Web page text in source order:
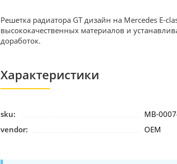
Решетка радиатора GT дизайн на Mercedes E-
высококачественных материалов и
доработок.
Характеристики
sku:
MB-
vendor:
OEM